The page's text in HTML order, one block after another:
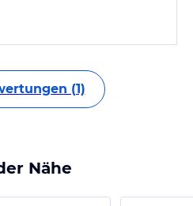
(1)
Nähe